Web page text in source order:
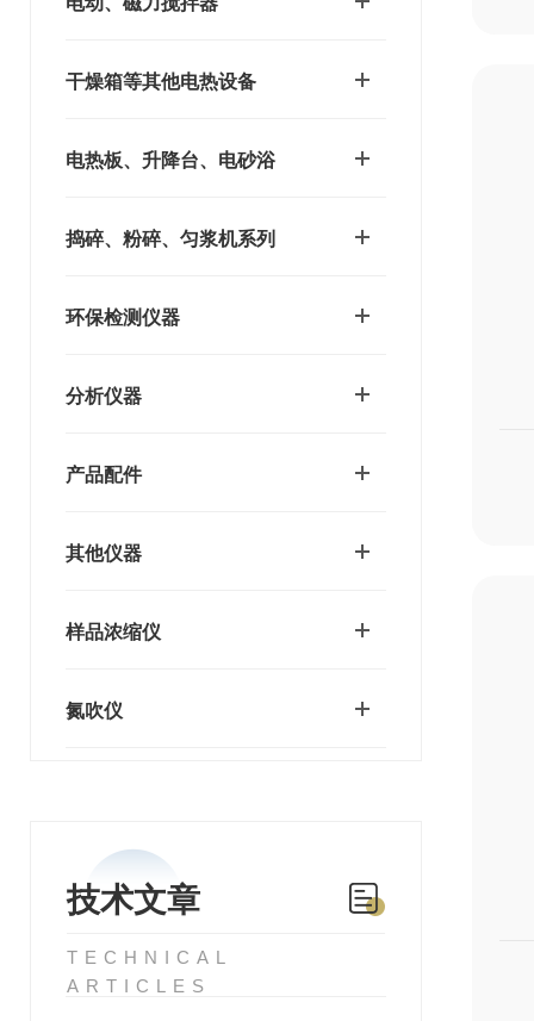
干燥箱等其他电热设备
电热板、升降台、电砂浴
捣碎、粉碎、匀浆机系列
环保检测仪器
分析仪器
产品配件
其他仪器
样品浓缩仪
氮吹仪
技术文章
TECHNICAL
ARTICLES